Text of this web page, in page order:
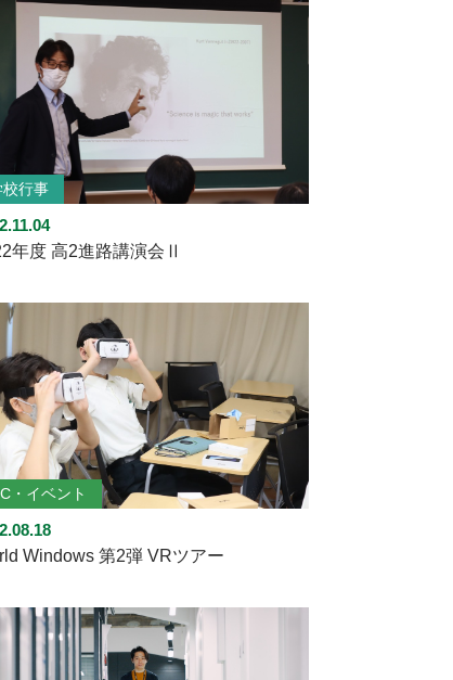
校行事
年度 高2進路講演会Ⅱ
・イベント
Windows 第2弾 VRツアー